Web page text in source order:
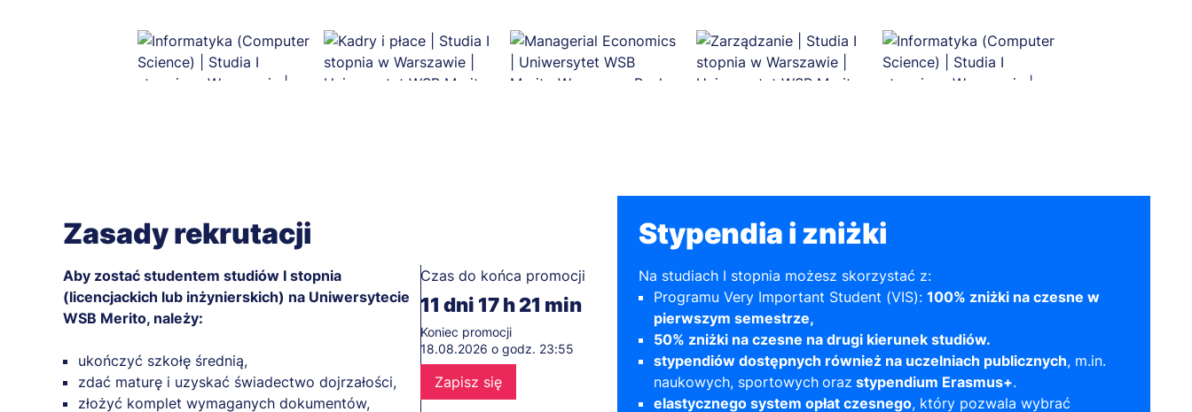
Zasady rekrutacji
Aby zostać studentem studiów I stopnia
(licencjackich lub inżynierskich) na Uniwersytecie
WSB Merito, należy:
ukończyć szkołę średnią,
zdać maturę i uzyskać świadectwo dojrzałości,
złożyć komplet wymaganych dokumentów,
Czas do końca promocji
11 dni 17h21 min
Koniec promocji
18.08.2026 o godz. 23:55
Zapisz się
Stypendia i zniżki
Na studiach I stopnia możesz skorzystać z:
Programu Very Important Student (VIS): 100% zniżki na czesne w
pierwszym semestrze,
50% zniżki na czesne na drugi kierunek studiów.
stypendiów dostępnych również na uczelniach publicznych, m.in.
naukowych, sportowych oraz stypendium Erasmus+.
elastycznego system opłat czesnego, który pozwala wybrać